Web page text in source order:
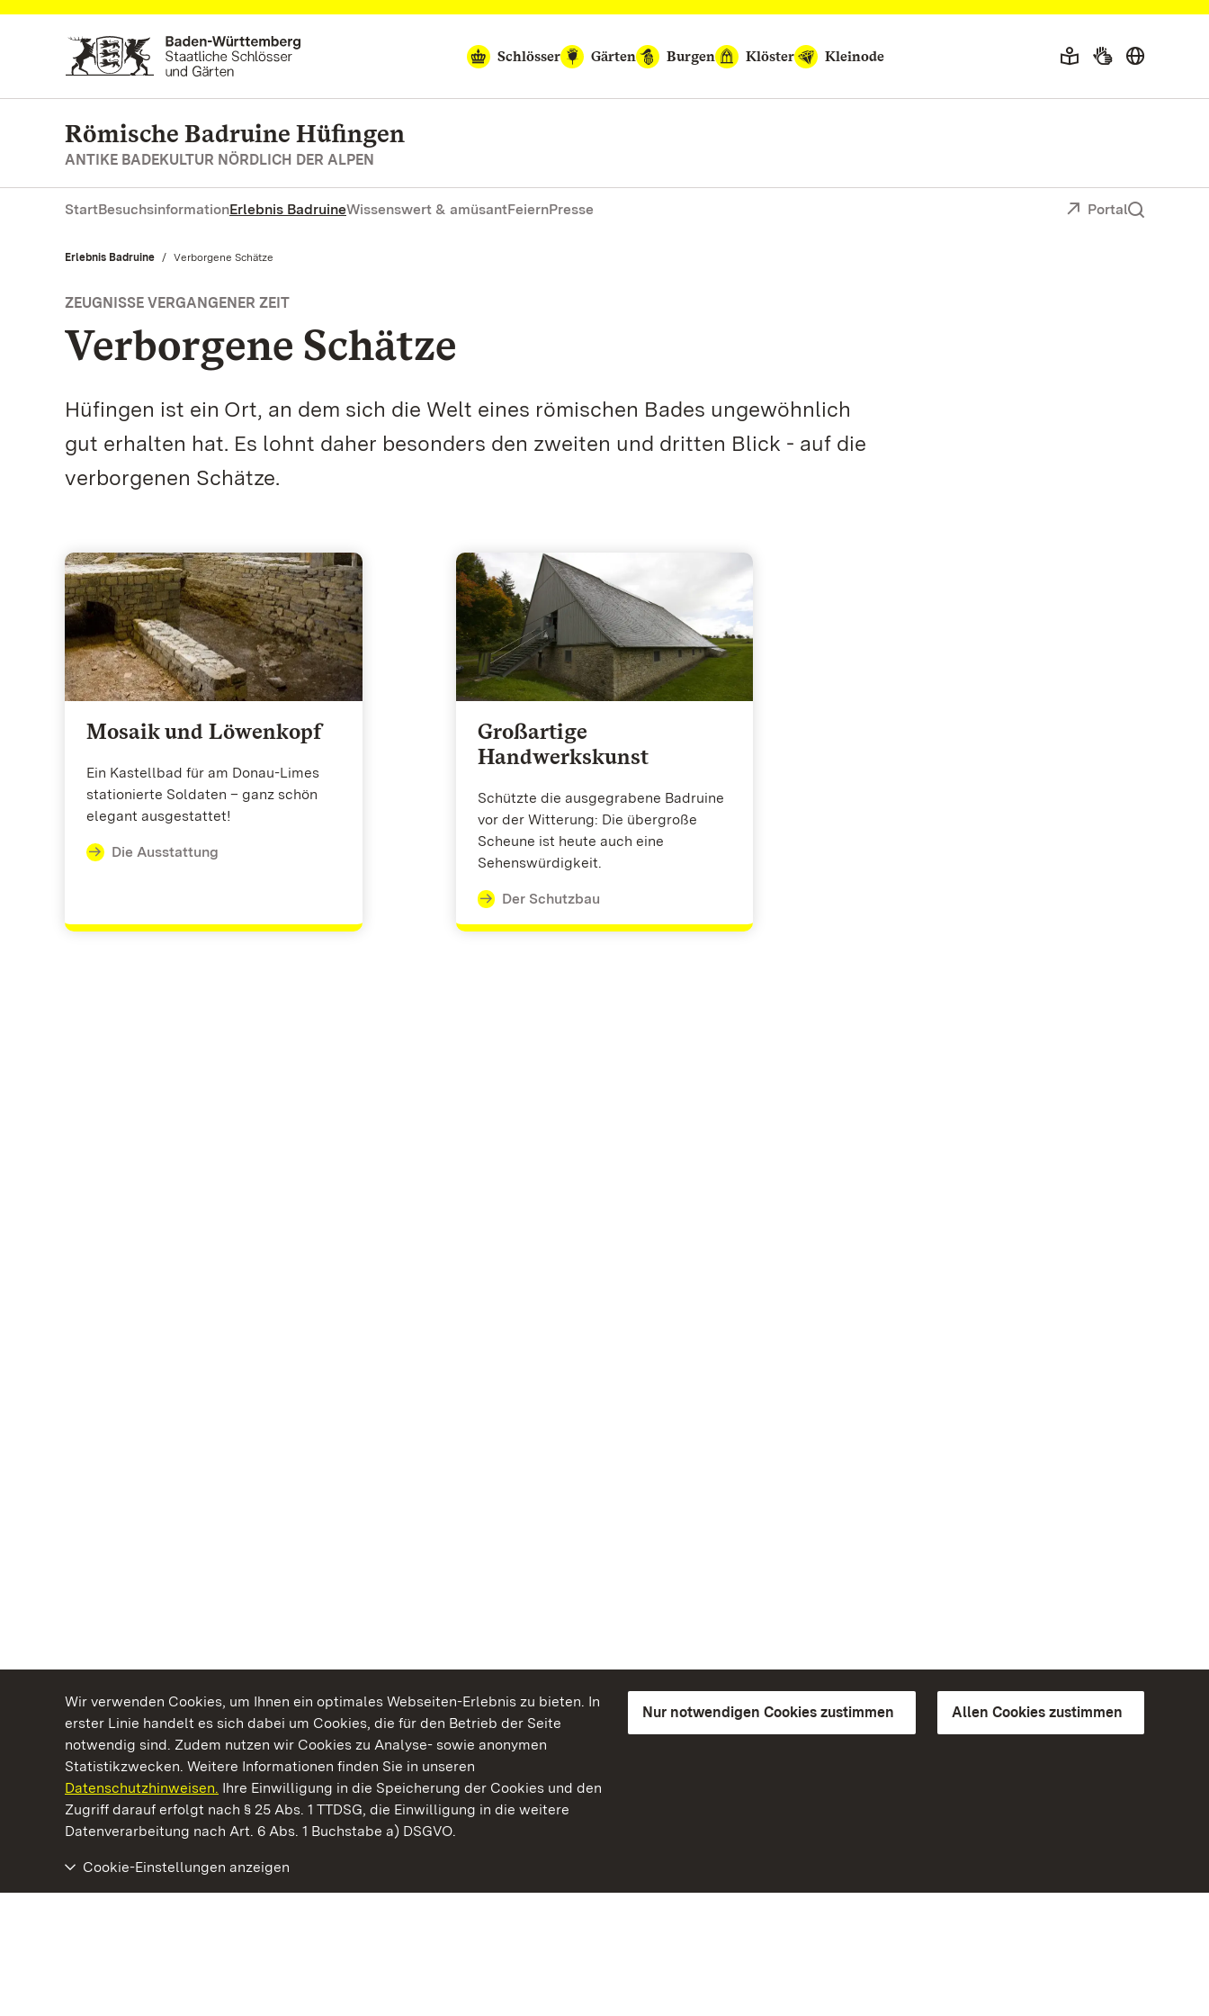
Wir verwenden Cookies, um Ihnen ein optimales Webseiten-Erlebnis zu bieten. In
erster Linie handelt es sich dabei um Cookies, die für den Betrieb der Seite
notwendig sind. Zudem nutzen wir Cookies zu Analyse- sowie anonymen
Statistikzwecken. Weitere Informationen finden Sie in unseren
Datenschutzhinweisen. Ihre Einwilligung in die Speicherung der Cookies und den
Zugriff darauf erfolgt nach § 25 Abs. 1 TTDSG, die Einwilligung in die weitere
Datenverarbeitung nach Art. 6 Abs. 1 Buchstabe a) DSGVO.
Nur notwendigen Cookies zustimmen Allen Cookies zustimmen
Cookie-Einstellungen anzeigen
Zum Hauptinhalt springen
Schlösser
Gärten Burgen Klöster Kleinode
Römische Badruine Hüfingen
ANTIKE BADEKULTUR NÖRDLICH DER ALPEN
StartBesuchsinformationErlebnis BadruineWissenswert & amüsantFeiernPresse Portal
Erlebnis Badruine Aktuell:
Verborgene Schätze
ZEUGNISSE VERGANGENER ZEIT
Verborgene Schätze
Hüfingen ist ein Ort, an dem sich die Welt eines römischen Bades ungewöhnlich
gut erhalten hat. Es lohnt daher besonders den zweiten und dritten Blick - auf die
verborgenen Schätze.
Mosaik und Löwenkopf
Ein Kastellbad für am Donau-Limes
stationierte Soldaten – ganz schön
elegant ausgestattet!
Die Ausstattung
Großartige
Handwerkskunst
Schützte die ausgegrabene Badruine
vor der Witterung: Die übergroße
Scheune ist heute auch eine
Sehenswürdigkeit.
Der Schutzbau
Kommen. Staunen. Genießen.